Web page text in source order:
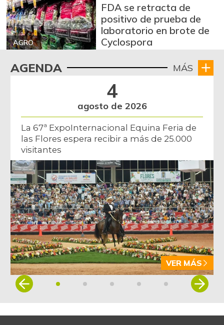
AGRO
FDA se retracta de
positivo de prueba de
laboratorio en brote de
Cyclospora
AGENDA MÁS
4
agosto de 2026
La 67ª ExpoInternacional Equina Feria de
las Flores espera recibir a más de 25.000
visitantes
VER MÁS
Item
5